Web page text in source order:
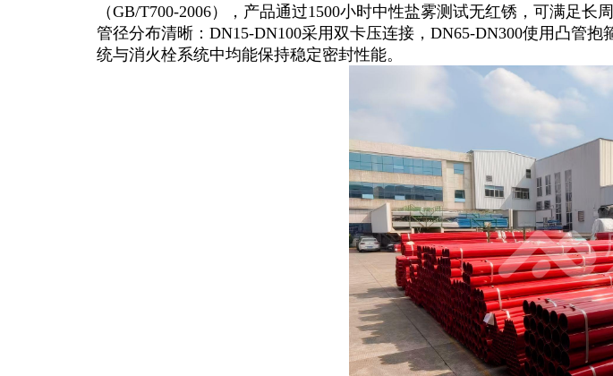
（GB/T700-2006），产品通过1500小时中性盐雾测试无红锈，可满足长
管径分布清晰：DN15-DN100采用双卡压连接，DN65-DN300使用凸管
统与消火栓系统中均能保持稳定密封性能。